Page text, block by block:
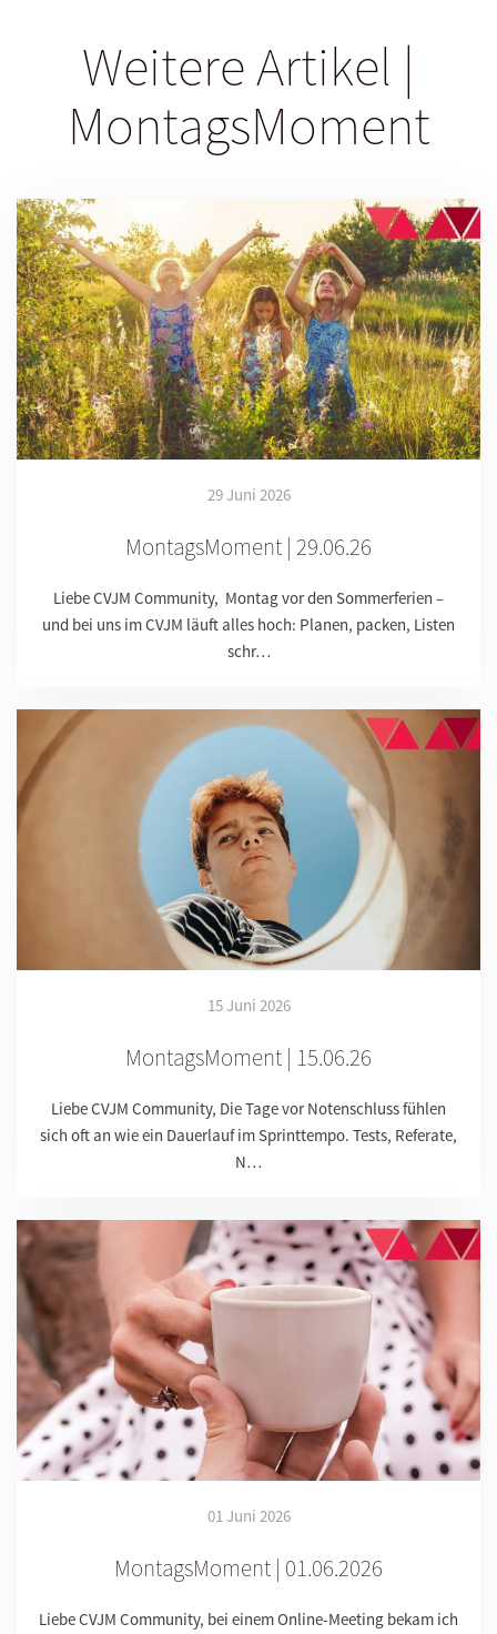
Weitere Artikel |
MontagsMoment
29 Juni 2026
MontagsMoment | 29.06.26
Liebe CVJM Community, Montag vor den Sommerferien –
und bei uns im CVJM läuft alles hoch: Planen, packen, Listen
schr…
15 Juni 2026
MontagsMoment | 15.06.26
Liebe CVJM Community, Die Tage vor Notenschluss fühlen
sich oft an wie ein Dauerlauf im Sprinttempo. Tests, Referate,
N…
01 Juni 2026
MontagsMoment | 01.06.2026
Liebe CVJM Community, bei einem Online-Meeting bekam ich